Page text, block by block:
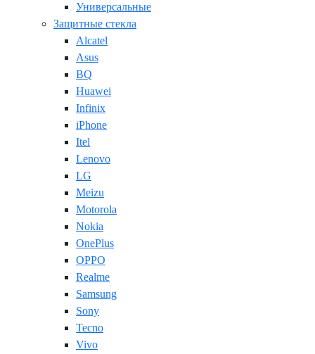
Универсальные
Защитные стекла
Alcatel
Asus
BQ
Huawei
Infinix
iPhone
Itel
Lenovo
LG
Meizu
Motorola
Nokia
OnePlus
OPPO
Realme
Samsung
Sony
Tecno
Vivo